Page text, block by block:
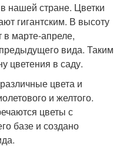
нашей стране. Цветки
гигантским. В высоту
марте-апреле,
вида. Таким
цветения в саду.
цвета и
и желтого.
цветы с
базе и создано